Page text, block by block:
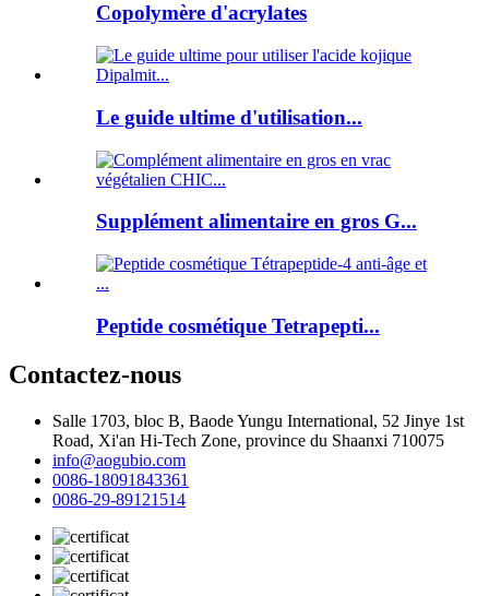
Copolymère d'acrylates
Le guide ultime d'utilisation...
Supplément alimentaire en gros G...
Peptide cosmétique Tetrapepti...
Contactez-nous
Salle 1703, bloc B, Baode Yungu International, 52 Jinye 1st
Road, Xi'an Hi-Tech Zone, province du Shaanxi 710075
info@aogubio.com
0086-18091843361
0086-29-89121514